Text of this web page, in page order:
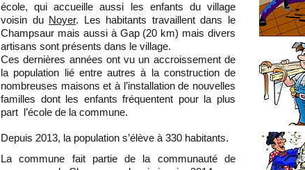
école, qui accueille aussi les enfants du village
voisin du Noyer. Les habitants travaillent dans le
Champsaur mais aussi à Gap (20 km) mais divers
artisans sont présents dans le village.
Ces dernières années ont vu un accroissement de
la population lié entre autres à la construction de
nombreuses maisons et à l’installation de nouvelles
familles dont les enfants fréquentent pour la plus
part l’école de la commune.
Depuis 2013, la population s’élève à 330 habitants.
La commune fait partie de la communauté de